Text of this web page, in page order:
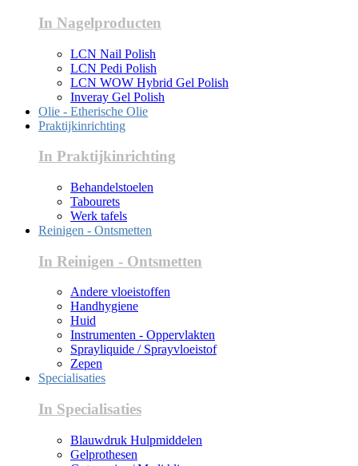
In Nagelproducten
LCN Nail Polish
LCN Pedi Polish
LCN WOW Hybrid Gel Polish
Inveray Gel Polish
Olie - Etherische Olie
Praktijkinrichting
In Praktijkinrichting
Behandelstoelen
Tabourets
Werk tafels
Reinigen - Ontsmetten
In Reinigen - Ontsmetten
Andere vloeistoffen
Handhygiene
Huid
Instrumenten - Oppervlakten
Sprayliquide / Sprayvloeistof
Zepen
Specialisaties
In Specialisaties
Blauwdruk Hulpmiddelen
Gelprothesen